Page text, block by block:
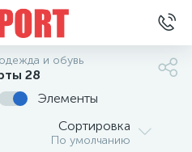
и обувь
28
Элементы
Сортировка
По умолчанию